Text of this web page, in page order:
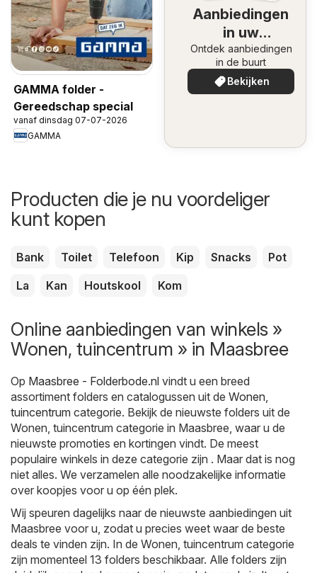
GAMMA folder -
Gereedschap special
vanaf dinsdag 07-07-2026
GAMMA
Aanbiedingen
in uw
omgeving
Ontdek aanbiedingen
in de buurt
Bekijken
Producten die je nu voordeliger
kunt kopen
Bank Toilet Telefoon Kip Snacks
Pot
La
Kan Houtskool Kom
Online aanbiedingen van winkels »
Wonen, tuincentrum » in Maasbree
Op Maasbree - Folderbode.nl vindt u een breed
assortiment folders en catalogussen uit de Wonen,
tuincentrum categorie. Bekijk de nieuwste folders uit de
Wonen, tuincentrum categorie in Maasbree, waar u de
nieuwste promoties en kortingen vindt. De meest
populaire winkels in deze categorie zijn . Maar dat is nog
niet alles. We verzamelen alle noodzakelijke informatie
over koopjes voor u op één plek.
Wij speuren dagelijks naar de nieuwste aanbiedingen uit
Maasbree voor u, zodat u precies weet waar de beste
deals te vinden zijn. In de Wonen, tuincentrum categorie
zijn momenteel 13 folders beschikbaar. Alle folders zijn